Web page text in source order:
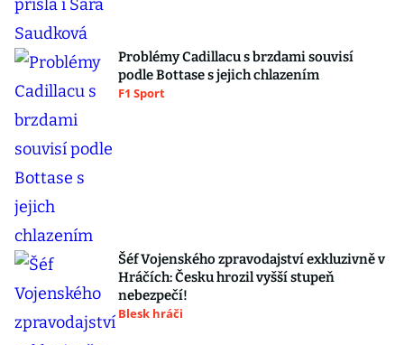
Problémy Cadillacu s brzdami souvisí
podle Bottase s jejich chlazením
F1 Sport
Šéf Vojenského zpravodajství exkluzivně v
Hráčích: Česku hrozil vyšší stupeň
nebezpečí!
Blesk hráči